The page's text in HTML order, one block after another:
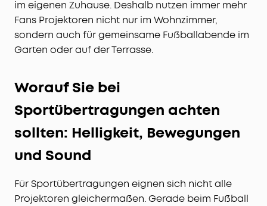
im eigenen Zuhause. Deshalb nutzen immer mehr
Fans Projektoren nicht nur im Wohnzimmer,
sondern auch für gemeinsame Fußballabende im
Garten oder auf der Terrasse.
Worauf Sie bei
Sportübertragungen achten
sollten: Helligkeit, Bewegungen
und Sound
Für Sportübertragungen eignen sich nicht alle
Projektoren gleichermaßen. Gerade beim Fußball